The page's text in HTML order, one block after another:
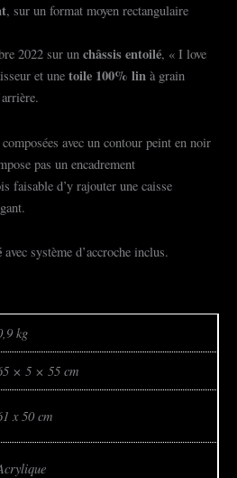
, sur un format moyen rectangulaire
2022 sur un châssis entoilé, « I love
et une toile 100% lin à grain
avec un contour peint en noir
pas un encadrement
faisable d’y rajouter une caisse
avec système d’accroche inclus.
kg
× 5 × 55 cm
x 50 cm